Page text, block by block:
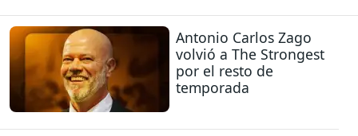
Antonio Carlos Zago
volvió a The Strongest
por el resto de
temporada